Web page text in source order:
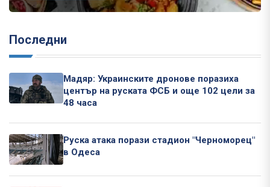
Последни
Мадяр: Украинските дронове поразиха
център на руската ФСБ и още 102 цели за
48 часа
Руска атака порази стадион "Черноморец"
в Одеса